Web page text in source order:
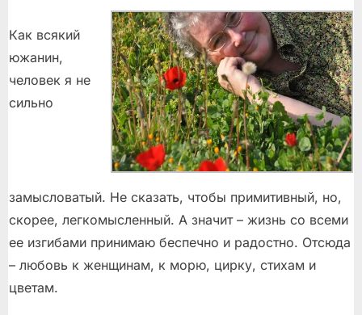
Как всякий
южанин,
человек я не
сильно
замысловатый. Не сказать, чтобы примитивный, но,
скорее, легкомысленный. А значит – жизнь со всеми
ее изгибами принимаю беспечно и радостно. Отсюда
– любовь к женщинам, к морю, цирку, стихам и
цветам.